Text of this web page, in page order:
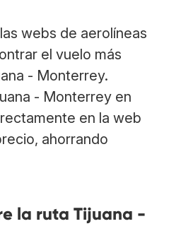
webs de aerolíneas
el vuelo más
- Monterrey.
- Monterrey en
en la web
ahorrando
la ruta Tijuana -